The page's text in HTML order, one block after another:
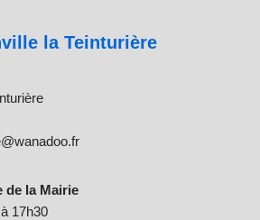
la Teinturière
de la Mairie
17h30